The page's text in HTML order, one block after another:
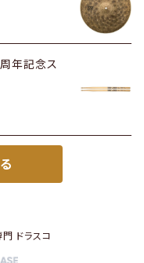
年記念ス
ドラスコ